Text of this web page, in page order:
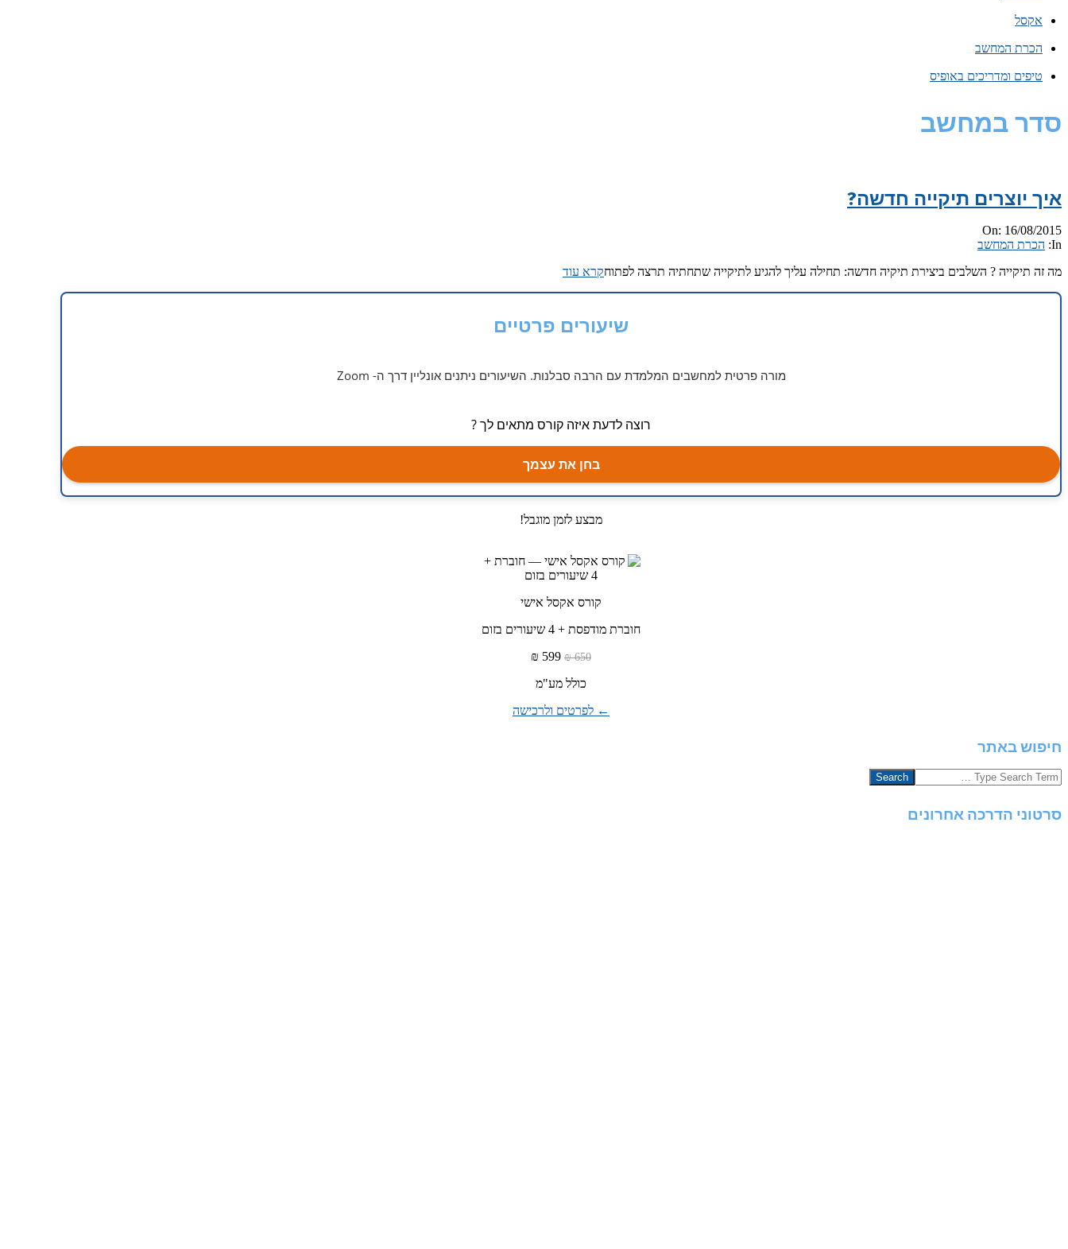
אקסל
הכרת המחשב
טיפים ומדריכים באופיס
סדר במחשב
איך יוצרים תיקייה חדשה?
2015-
08-
On: 16/08/2015
In: הכרת המחשב
מה זה תיקייה ? השלבים ביצירת תיקיה חדשה: תחילה עליך להגיע לתיקייה שתחתיה תרצה לפתוחקרא עוד
שיעורים פרטיים
מורה פרטית למחשבים המלמדת עם הרבה סבלנות. השיעורים ניתנים אונליין דרך ה- Zoom
רוצה לדעת איזה קורס מתאים לך ?
בחן את עצמך
מבצע לזמן מוגבל!
קורס אקסל אישי
חוברת מודפסת + 4 שיעורים בזום
650 ₪
כולל מע"מ
← לפרטים ולרכישה
חיפוש באתר
Search
סרטוני הדרכה אחרונים